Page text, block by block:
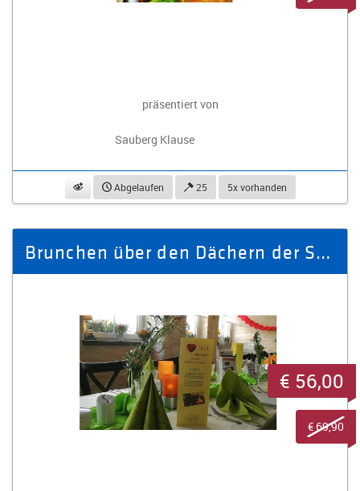
präsentiert von
Sauberg Klause
beobachtenAbgelaufen 25 5x vorhanden
Brunchen über den Dächern der Stadt für 2 Personen - Gutschein 69,90 €
€ 56,00
€ 69,90